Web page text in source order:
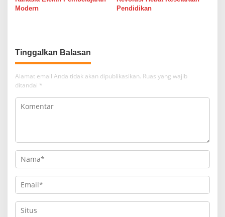
Modern
Pendidikan
Tinggalkan Balasan
Alamat email Anda tidak akan dipublikasikan. Ruas yang wajib
ditandai *